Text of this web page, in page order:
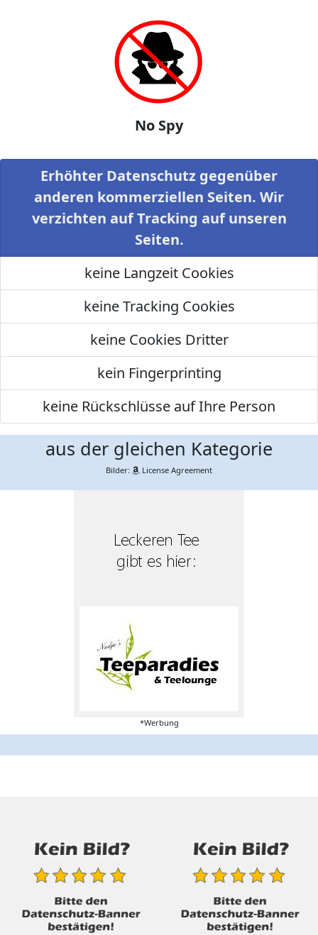
No Spy
Erhöhter Datenschutz gegenüber
anderen kommerziellen Seiten. Wir
verzichten auf Tracking auf unseren
Seiten.
keine Langzeit Cookies
keine Tracking Cookies
keine Cookies Dritter
kein Fingerprinting
keine Rückschlüsse auf Ihre Person
aus der gleichen Kategorie
Bilder: License Agreement
*Werbung